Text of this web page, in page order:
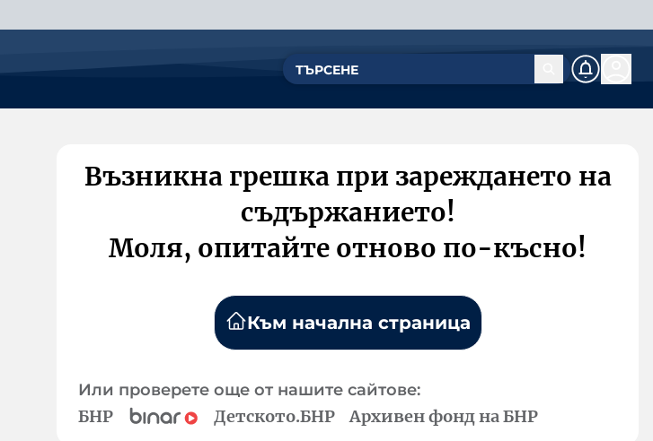
Възникна грешка при зареждането на
съдържанието!
Моля, опитайте отново по-късно!
Към начална страница
Или проверете още от нашите сайтове:
БНР Детското.БНР Архивен фонд на БНР